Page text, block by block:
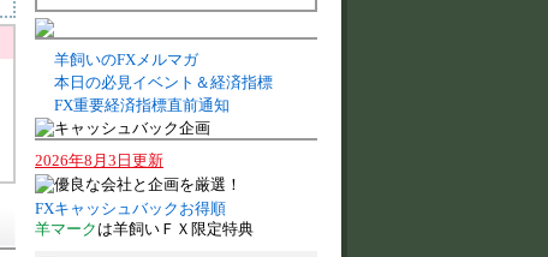
羊飼いのFXメルマガ
本日の必見イベント＆経済指標
FX重要経済指標直前通知
2026年8月3日更新
FXキャッシュバックお得順
羊マーク は羊飼いＦＸ限定特典